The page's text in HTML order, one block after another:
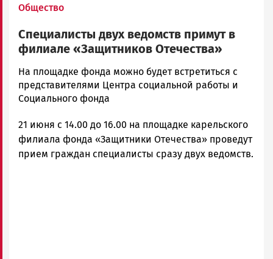
Общество
Специалисты двух ведомств примут в
филиале «Защитников Отечества»
Корректор
Новости
Петрозаводска
Карелии
|
Петрозаводск
На площадке фонда можно будет встретиться с
представителями Центра социальной работы и
Социального фонда
21 июня с 14.00 до 16.00 на площадке карельского
филиала фонда «Защитники Отечества» проведут
прием граждан специалисты сразу двух ведомств.